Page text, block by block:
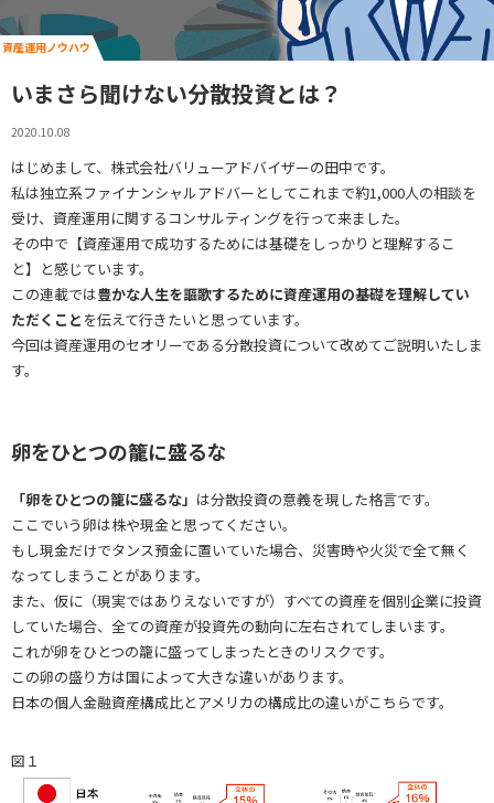
資産運用ノウハウ
いまさら聞けない分散投資とは？
2020.10.08
はじめまして、株式会社バリューアドバイザーの田中です。
私は独立系ファイナンシャルアドバーとしてこれまで約1,000人の相談を
受け、資産運用に関するコンサルティングを行って来ました。
その中で【資産運用で成功するためには基礎をしっかりと理解するこ
と】と感じています。
この連載では豊かな人生を謳歌するために資産運用の基礎を理解してい
ただくこと を伝えて行きたいと思っています。
今回は資産運用のセオリーである分散投資について改めてご説明いたしま
す。
卵をひとつの籠に盛るな
「卵をひとつの籠に盛るな」 は分散投資の意義を現した格言です。
ここでいう卵は株や現金と思ってください。
もし現金だけでタンス預金に置いていた場合、災害時や火災で全て無く
なってしまうことがあります。
また、仮に（現実ではありえないですが）すべての資産を個別企業に投資
していた場合、全ての資産が投資先の動向に左右されてしまいます。
これが卵をひとつの籠に盛ってしまったときのリスクです。
この卵の盛り方は国によって大きな違いがあります。
日本の個人金融資産構成比とアメリカの構成比の違いがこちらです。
図１